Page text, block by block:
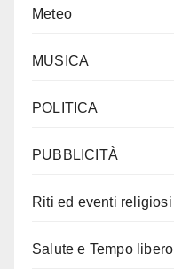
Meteo
MUSICA
POLITICA
PUBBLICITÀ
Riti ed eventi religiosi
Salute e Tempo libero